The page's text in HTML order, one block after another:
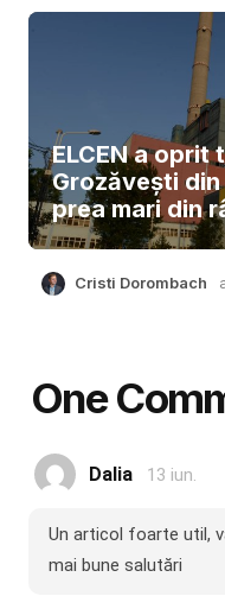
ELCEN a oprit
Grozăvești
prea mari din
Cristi Dorombach
One
Dalia 13 iun.
Un articol foarte util,
mai bune salutări